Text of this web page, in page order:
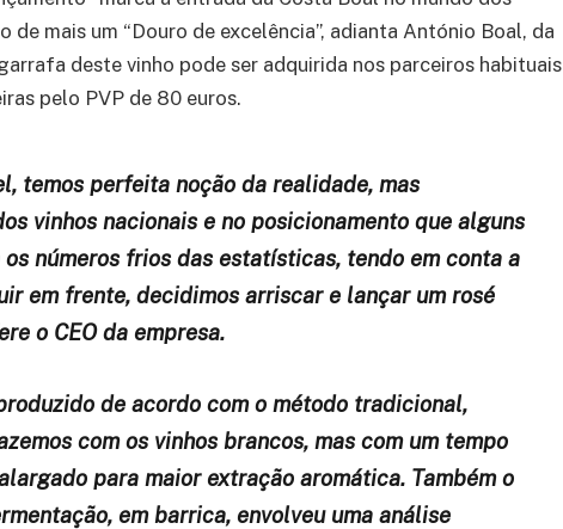
de mais um “Douro de excelência”, adianta António Boal, da
deste vinho pode ser adquirida nos parceiros habituais
pelo PVP de 80 euros.
temos perfeita noção da realidade, mas
vinhos nacionais e no posicionamento que alguns
números frios das estatísticas, tendo em conta a
em frente, decidimos arriscar e lançar um rosé
o CEO da empresa.
de acordo com o método tradicional,
com os vinhos brancos, mas com um tempo
para maior extração aromática. Também o
em barrica, envolveu uma análise